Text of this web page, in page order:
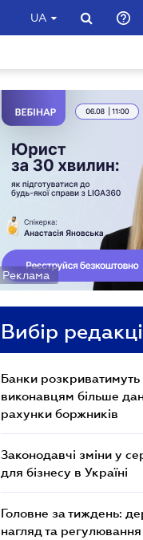
UA
Реклама
Вибір
Банки розкриватимуть
виконавцям більше
рахунки боржників
Законодавчі зміни у
для бізнесу в Україні
Головне за тиждень:
нагляд та регулювання